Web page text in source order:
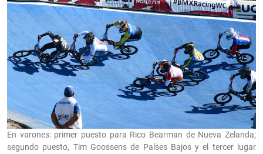
En varones: primer puesto para Rico Bearman de Nueva Zelanda;
segundo puesto, Tim Goossens de Países Bajos y el tercer lugar